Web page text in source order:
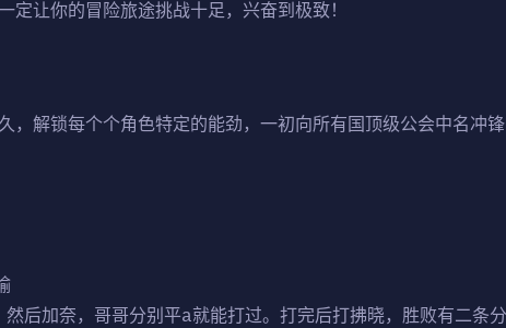
让你的冒险旅途挑战十足，兴奋到极致！
解锁每个个角色特定的能劲，一初向所有国顶级公会中名冲锋
后加奈，哥哥分别平a就能打过。打完后打拂晓，胜败有二